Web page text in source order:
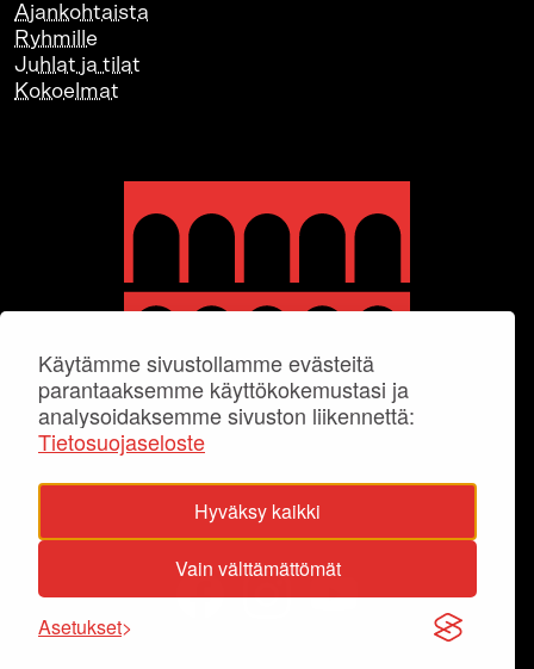
Käytämme sivustollamme evästeitä
parantaaksemme käyttökokemustasi ja
analysoidaksemme sivuston liikennettä:
Tietosuojaseloste
Hyväksy kaikki
Vain välttämättömät
Asetukset
Ajankohtaista
Ryhmille
Juhlat ja tilat
Kokoelmat